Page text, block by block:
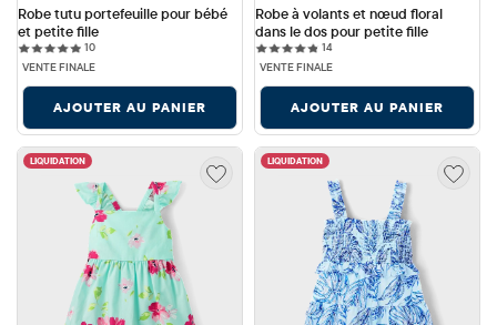
Robe tutu portefeuille pour bébé
et petite fille
1010 reviews
VENTE FINALE
AJOUTER AU PANIER
Robe à volants et nœud floral
dans le dos pour petite fille
1414 reviews
VENTE FINALE
AJOUTER AU PANIER
LIQUIDATION LIQUIDATION